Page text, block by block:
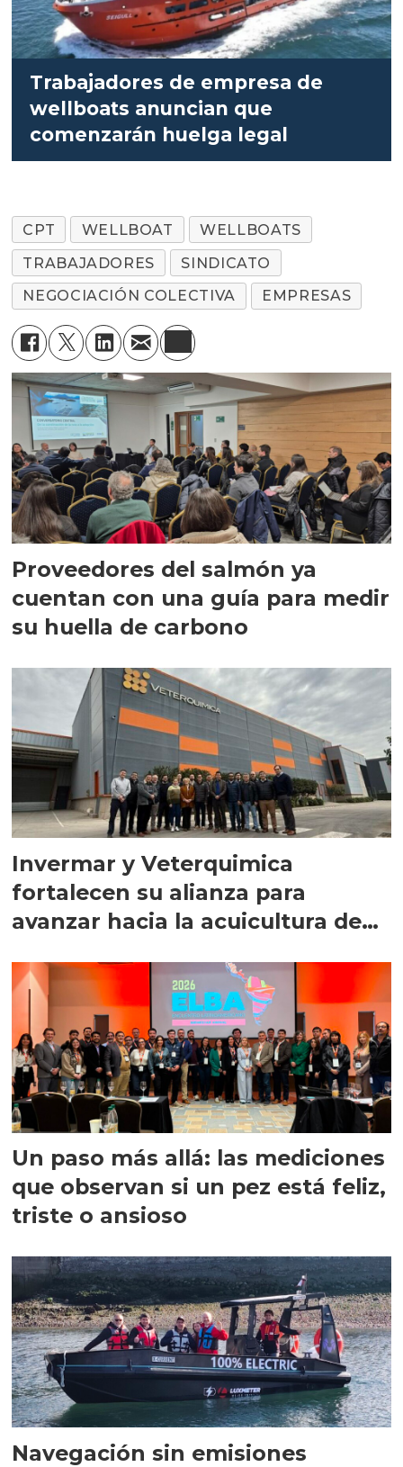
Trabajadores de empresa de
wellboats anuncian que
comenzarán huelga legal
CPT WELLBOAT
WELLBOATS
TRABAJADORES
SINDICATO
NEGOCIACIÓN COLECTIVA
EMPRESAS
Proveedores del salmón ya
cuentan con una guía para medir
su huella de carbono
Invermar y Veterquimica
fortalecen su alianza para
avanzar hacia la acuicultura de
Un paso más allá: las mediciones
que observan si un pez está feliz,
triste o ansioso
Navegación sin emisiones